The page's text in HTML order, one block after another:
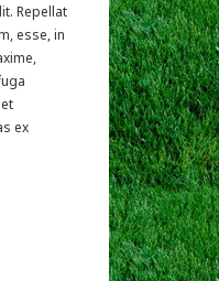
Repellat
esse, in
ex